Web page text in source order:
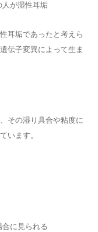
人が湿性耳垢
耳垢であったと考えら
伝子変異によって生ま
その湿り具合や粘度に
います。
に見られる